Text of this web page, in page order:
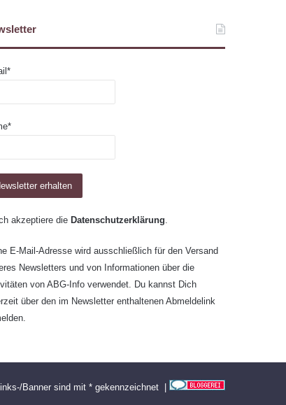
akzeptiere die Datenschutzerklärung.
E-Mail-Adresse wird ausschließlich für den Versand
Newsletters und von Informationen über die
von ABG-Info verwendet. Du kannst Dich
über den im Newsletter enthaltenen Abmeldelink
Banner sind mit * gekennzeichnet |